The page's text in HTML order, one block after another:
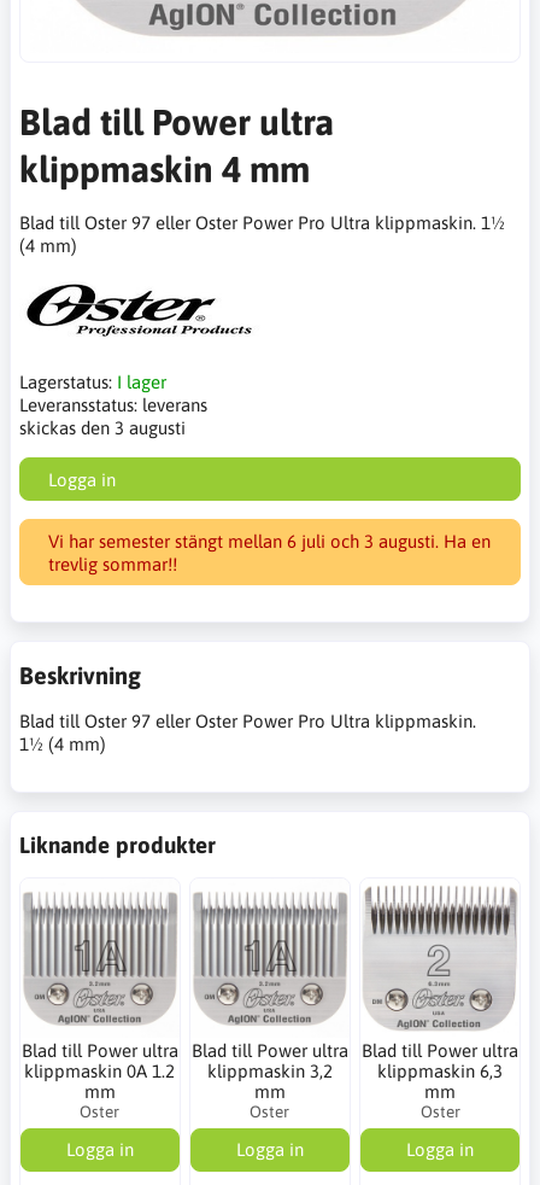
Blad till Power ultra
klippmaskin 4 mm
Blad till Oster 97 eller Oster Power Pro Ultra klippmaskin. 1½
(4 mm)
Lagerstatus: I lager
Leveransstatus: leverans
skickas den 3 augusti
Logga in
Vi har semester stängt mellan 6 juli och 3 augusti. Ha en
trevlig sommar!!
Beskrivning
Blad till Oster 97 eller Oster Power Pro Ultra klippmaskin.
1½ (4 mm)
Liknande produkter
Blad till Power ultra
klippmaskin 0A 1.2
mm
Oster
Logga in
Blad till Power ultra
klippmaskin 3,2
mm
Oster
Logga in
Blad till Power ultra
klippmaskin 6,3
mm
Oster
Logga in